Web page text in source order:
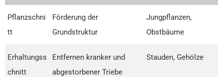
Pflanzschni
tt
Förderung der
Grundstruktur
Jungpflanzen,
Obstbäume
Erhaltungss
chnitt
Entfernen kranker und
abgestorbener Triebe
Stauden, Gehölze